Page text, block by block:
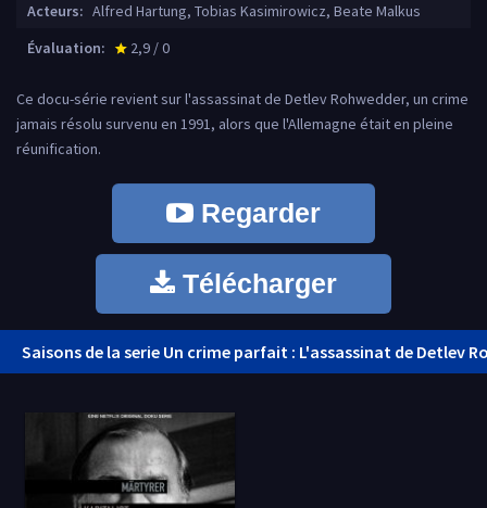
Acteurs: Alfred Hartung, Tobias Kasimirowicz, Beate Malkus
Évaluation:
star_rate
2,9 / 0
Ce docu-série revient sur l'assassinat de Detlev Rohwedder, un crime
jamais résolu survenu en 1991, alors que l'Allemagne était en pleine
réunification.
Regarder
Télécharger
Saisons de la serie Un crime parfait : L'assassinat de Detlev